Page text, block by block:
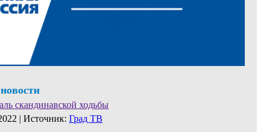
скандинавской ходьбы
| Источник: Град ТВ